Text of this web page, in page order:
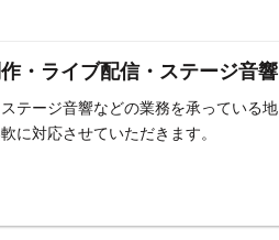
・ライブ配信・ステージ音響
テージ音響などの業務を承っている地
に対応させていただきます。